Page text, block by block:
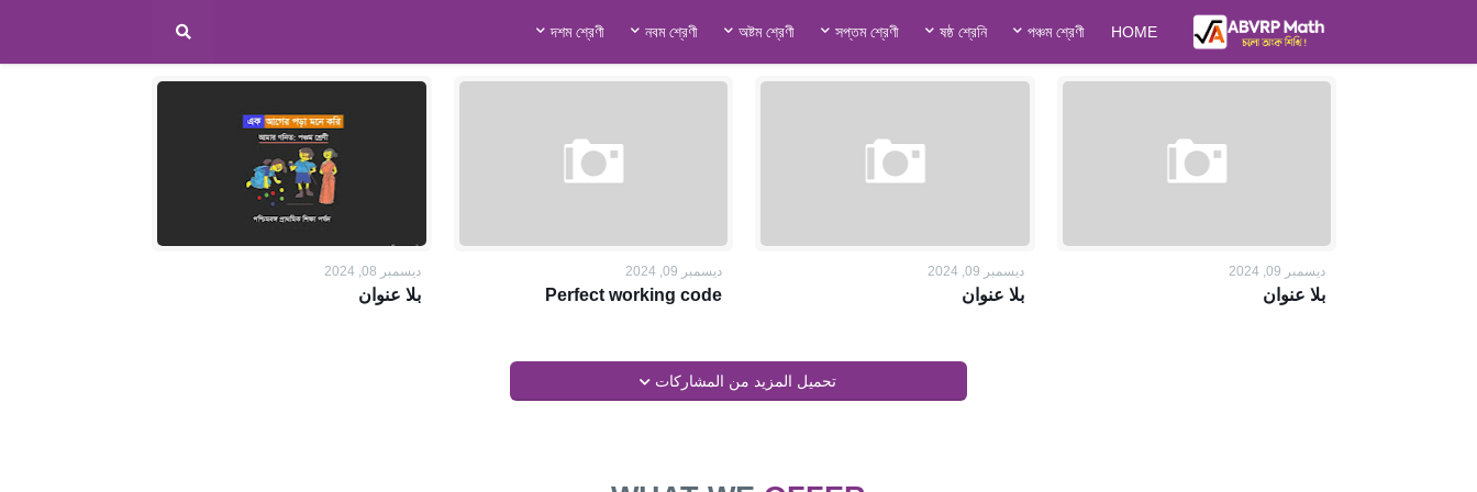
HOME
পঞ্চম শ্রেণী
ষষ্ঠ শ্রেনি
সপ্তম শ্রেণী
অষ্টম শ্রেণী
নবম শ্রেণী
দশম শ্রেণী
ديسمبر 09, 2024
بلا عنوان
ديسمبر 09, 2024
بلا عنوان
ديسمبر 09, 2024
Perfect working code
ديسمبر 08, 2024
بلا عنوان
تحميل المزيد من المشاركات